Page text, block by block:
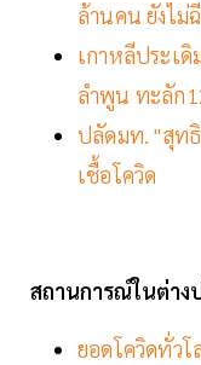
ล้านคน ยังไม่
เกาหลีประเ
ลำพูน ทะลัก
ปลัดมท. "สุท
เชื้อโควิด
สถานการณ์ในต่าง
ยอดโควิดทั่ว